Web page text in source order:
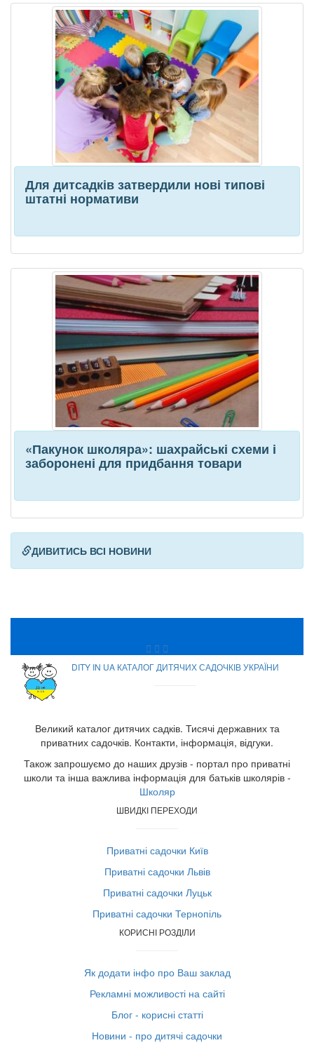
Для дитсадків затвердили нові типові
штатні нормативи
«Пакунок школяра»: шахрайські схеми і
заборонені для придбання товари
ДИВИТИСЬ ВСІ НОВИНИ
DITY IN UA КАТАЛОГ ДИТЯЧИХ САДОЧКІВ УКРАЇНИ
Великий каталог дитячих садків. Тисячі державних та
приватних садочків. Контакти, інформація, відгуки.
Також запрошуємо до наших друзів - портал про приватні
школи та інша важлива інформація для батьків школярів -
Школяр
ШВИДКІ ПЕРЕХОДИ
Приватні садочки Київ
Приватні садочки Львів
Приватні садочки Луцьк
Приватні садочки Тернопіль
КОРИСНІ РОЗДІЛИ
Як додати інфо про Ваш заклад
Рекламні можливості на сайті
Блог - корисні статті
Новини - про дитячі садочки